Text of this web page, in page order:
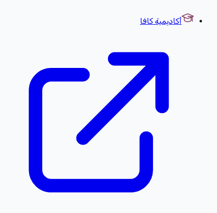
أكاديمية كافا